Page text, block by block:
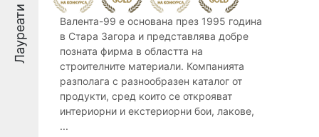
Лауреати
Валента-99 е основана през 1995 година
в Стара Загора и представлява добре
позната фирма в областта на
строителните материали. Компанията
разполага с разнообразен каталог от
продукти, сред които се открояват
интериорни и екстериорни бои, лакове,
...